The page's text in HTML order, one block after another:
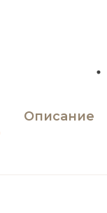
Описание